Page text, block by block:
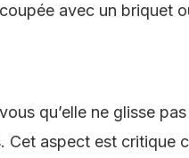
avec un briquet
qu’elle ne glisse
aspect est critique